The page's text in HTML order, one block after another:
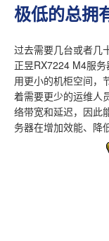
极低的总拥
过去需要几台或者几
正昱RX7224 M4服
用更小的机柜空间，
着需要更少的运维人
络带宽和延迟，因此
务器在增加效能、降